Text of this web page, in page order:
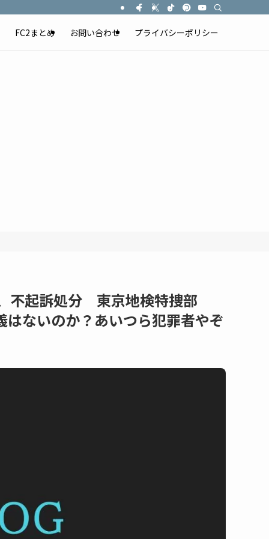
FC2まとめ お問い合わせ プライバシーポリシー
不起訴処分 東京地検特捜部
ないのか？あいつら犯罪者やぞ